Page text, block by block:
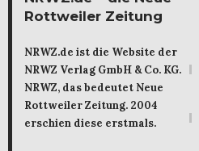
Rottweiler Zeitung
NRWZ.de ist die Website der
NRWZ Verlag GmbH & Co. KG.
NRWZ, das bedeutet Neue
Rottweiler Zeitung. 2004
erschien diese erstmals.